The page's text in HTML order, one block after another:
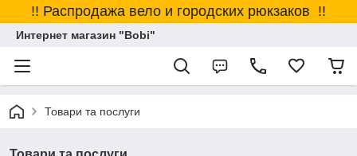
!! Распродажа вело и городских рюкзаков !!
Интернет магазин "Bobi"
Товари та послуги